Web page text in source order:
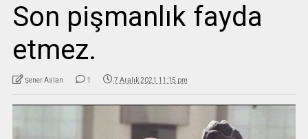
Son pişmanlık fayda
etmez.
Şener Aslan 1 7 Aralık 2021 11:15 pm